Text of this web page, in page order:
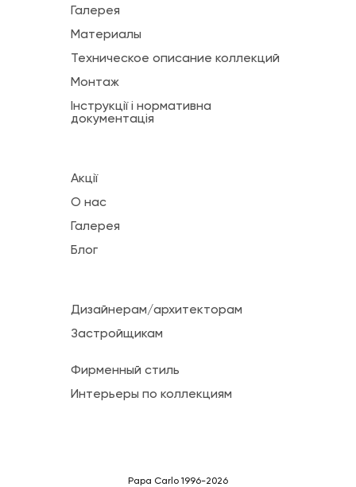
Галерея
Материалы
Техническое описание коллекций
Монтаж
Інструкції і нормативна
документація
Акції
О нас
Галерея
Блог
Дизайнерам/архитекторам
Застройщикам
Фирменный стиль
Интерьеры по коллекциям
Papa Carlo 1996-2026